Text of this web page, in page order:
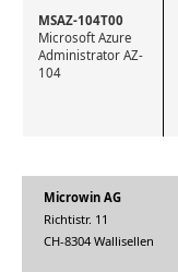
MSAZ-104T00
Microsoft Azure
Administrator AZ-
104
Microwin AG
Richtistr. 11
CH-8304 Wallisellen